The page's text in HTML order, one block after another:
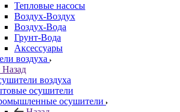
Тепловые насосы
Воздух-Воздух
Воздух-Вода
Грунт-Вода
Аксессуары
воздуха
Назад
воздуха
осушители
осушители